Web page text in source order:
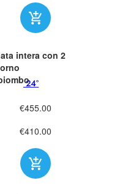
24°
intera con 2
€455.00
€410.00